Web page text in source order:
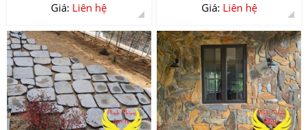
Giá: Liên hệ Giá: Liên hệ